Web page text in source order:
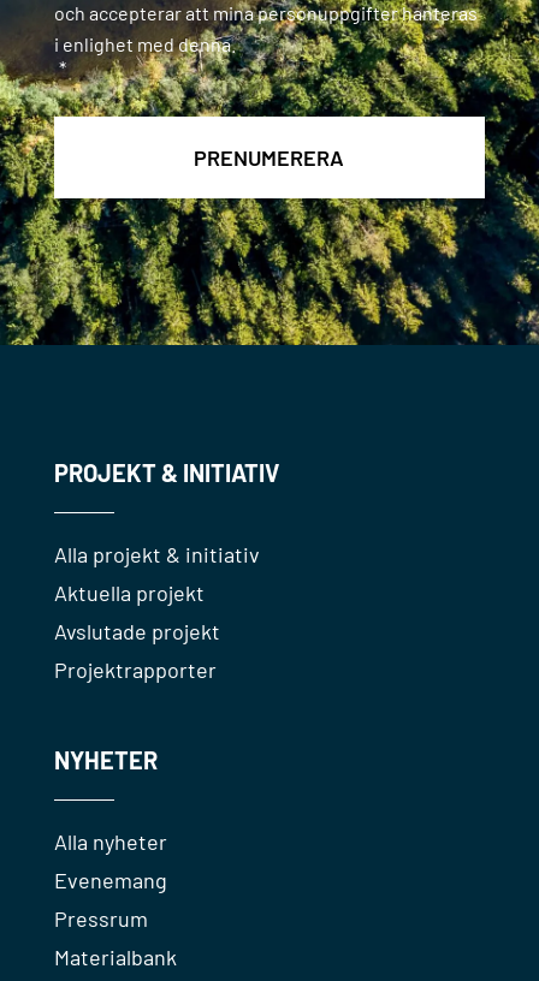
och accepterar att mina personuppgifter hanteras
i enlighet med denna.
*
PROJEKT & INITIATIV
Alla projekt & initiativ
Aktuella projekt
Avslutade projekt
Projektrapporter
NYHETER
Alla nyheter
Evenemang
Pressrum
Materialbank